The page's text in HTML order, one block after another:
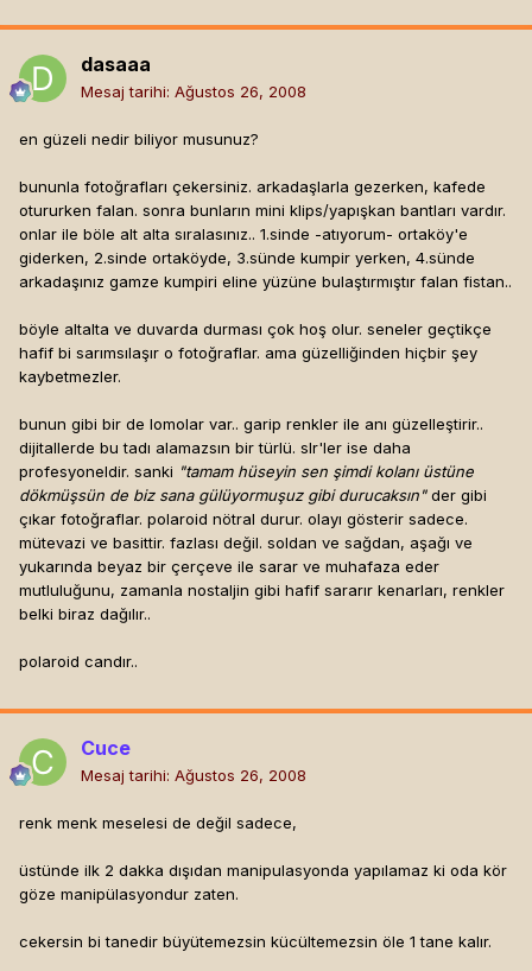
dasaaa
Mesaj tarihi: Ağustos 26, 2008
en güzeli nedir biliyor musunuz?
bununla fotoğrafları çekersiniz. arkadaşlarla gezerken, kafede
otururken falan. sonra bunların mini klips/yapışkan bantları vardır.
onlar ile böle alt alta sıralasınız.. 1.sinde -atıyorum- ortaköy'e
giderken, 2.sinde ortaköyde, 3.sünde kumpir yerken, 4.sünde
arkadaşınız gamze kumpiri eline yüzüne bulaştırmıştır falan fistan..
böyle altalta ve duvarda durması çok hoş olur. seneler geçtikçe
hafif bi sarımsılaşır o fotoğraflar. ama güzelliğinden hiçbir şey
kaybetmezler.
bunun gibi bir de lomolar var.. garip renkler ile anı güzelleştirir..
dijitallerde bu tadı alamazsın bir türlü. slr'ler ise daha
profesyoneldir. sanki "tamam hüseyin sen şimdi kolanı üstüne
dökmüşsün de biz sana gülüyormuşuz gibi durucaksın"der gibi
çıkar fotoğraflar. polaroid nötral durur. olayı gösterir sadece.
mütevazi ve basittir. fazlası değil. soldan ve sağdan, aşağı ve
yukarında beyaz bir çerçeve ile sarar ve muhafaza eder
mutluluğunu, zamanla nostaljin gibi hafif sararır kenarları, renkler
belki biraz dağılır..
polaroid candır..
Cuce
Mesaj tarihi: Ağustos 26, 2008
renk menk meselesi de değil sadece,
üstünde ilk 2 dakka dışıdan manipulasyonda yapılamaz ki oda kör
göze manipülasyondur zaten.
cekersin bi tanedir büyütemezsin kücültemezsin öle 1 tane kalır.